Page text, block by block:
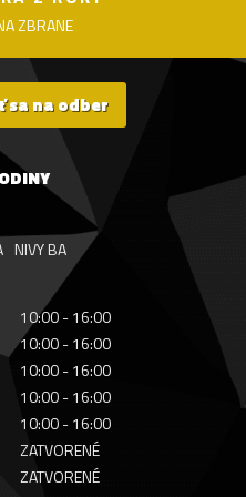
ZBRANE
sa na odber
NIVY BA
10:00 - 16:00
10:00 - 16:00
10:00 - 16:00
10:00 - 16:00
10:00 - 16:00
ZATVORENÉ
ZATVORENÉ